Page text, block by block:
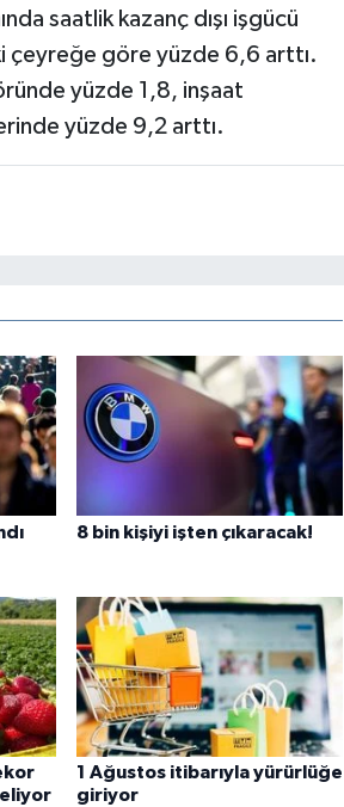
saatlik kazanç dışı işgücü
çeyreğe göre yüzde 6,6 arttı.
yüzde 1,8, inşaat
yüzde 9,2 arttı.
8 bin kişiyi işten çıkaracak!
1 Ağustos itibarıyla yürürlüğe
giriyor